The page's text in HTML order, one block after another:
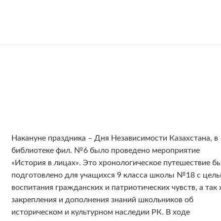
Накануне праздника – Дня Независимости Казахстана, в
библиотеке фил. №6 было проведено мероприятие
«История в лицах». Это хронологическое путешествие
подготовлено для учащихся 9 класса школы №18 с
воспитания гражданских и патриотических чувств, а так
закрепления и дополнения знаний школьников об
историческом и культурном наследии РК. В ходе